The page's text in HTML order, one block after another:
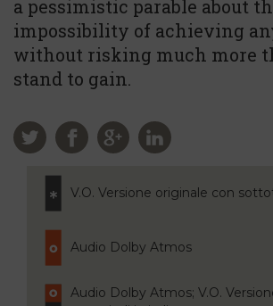
a pessimistic parable about
impossibility of achieving
without risking much more
stand to gain.
V.O. Versione originale con
Audio Dolby Atmos
Audio Dolby Atmos; V.O.